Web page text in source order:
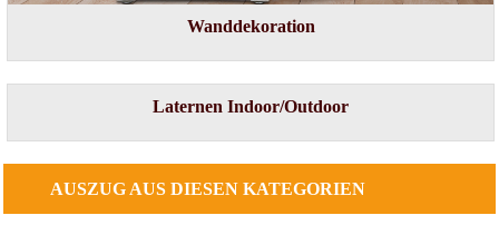
Wanddekoration
Laternen Indoor/Outdoor
AUSZUG AUS DIESEN KATEGORIEN